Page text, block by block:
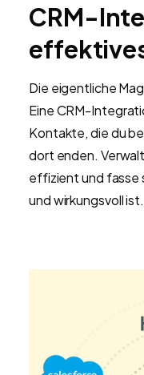
CRM-
Die eigentliche
Eine CRM-
Kontakte, die du
dort enden.
effizient und fasse
und wirkungsvoll ist.